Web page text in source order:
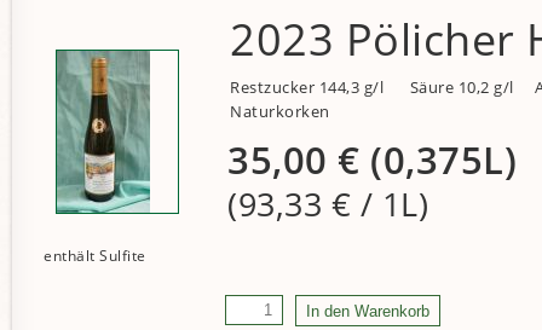
2023 Pölicher
Restzucker 144,3 g/l Säure 10,2 g/l
Naturkorken
35,00 € (0,375L)
(93,33 € / 1L)